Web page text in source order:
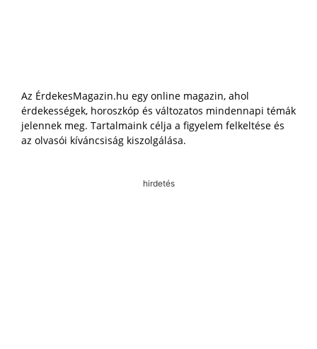
Az ÉrdekesMagazin.hu egy online magazin, ahol
érdekességek, horoszkóp és változatos mindennapi témák
jelennek meg. Tartalmaink célja a figyelem felkeltése és
az olvasói kíváncsiság kiszolgálása.
hirdetés